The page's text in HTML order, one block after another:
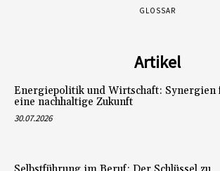
GLOSSAR
Artikel
Energiepolitik und Wirtschaft: Synergien
eine nachhaltige Zukunft
30.07.2026